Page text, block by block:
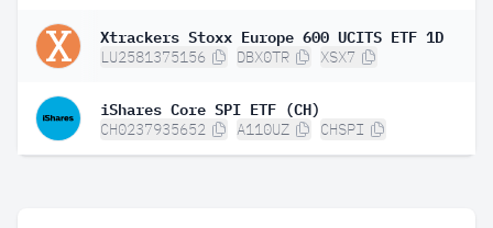
Xtrackers Stoxx Europe 600 UCITS ETF 1D
LU2581375156 DBX0TR XSX7
iShares Core SPI ETF (CH)
CH0237935652 A110UZ CHSPI